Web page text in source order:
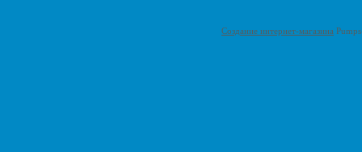
Создание интернет-магазина